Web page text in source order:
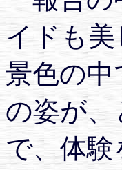
イドも
景色の
の姿が
で、体